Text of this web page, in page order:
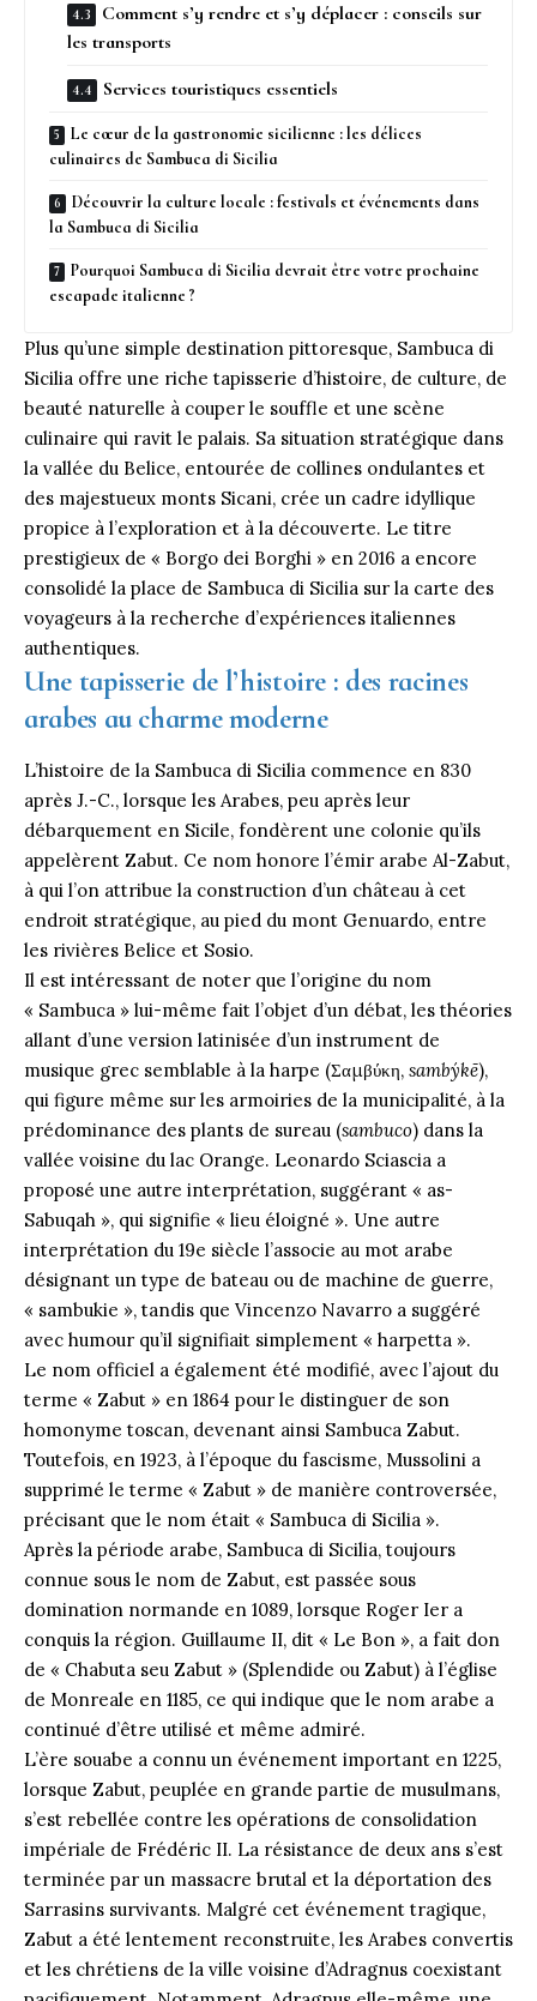
Comment s’y rendre et s’y déplacer : conseils sur
les transports
Services touristiques essentiels
Le cœur de la gastronomie sicilienne : les délices
culinaires de Sambuca di Sicilia
Découvrir la culture locale : festivals et événements dans
la Sambuca di Sicilia
Pourquoi Sambuca di Sicilia devrait être votre prochaine
escapade italienne ?
Plus qu’une simple destination pittoresque, Sambuca di
Sicilia offre une riche tapisserie d’histoire, de culture, de
beauté naturelle à couper le souffle et une scène
culinaire qui ravit le palais. Sa situation stratégique dans
la vallée du Belice, entourée de collines ondulantes et
des majestueux monts Sicani, crée un cadre idyllique
propice à l’exploration et à la découverte. Le titre
prestigieux de « Borgo dei Borghi » en 2016 a encore
consolidé la place de Sambuca di Sicilia sur la carte des
voyageurs à la recherche d’expériences italiennes
authentiques.
Une tapisserie de l’histoire : des racines
arabes au charme moderne
L’histoire de la Sambuca di Sicilia commence en 830
après J.-C., lorsque les Arabes, peu après leur
débarquement en Sicile, fondèrent une colonie qu’ils
appelèrent Zabut. Ce nom honore l’émir arabe Al-Zabut,
à qui l’on attribue la construction d’un château à cet
endroit stratégique, au pied du mont Genuardo, entre
les rivières Belice et Sosio.
Il est intéressant de noter que l’origine du nom
« Sambuca » lui-même fait l’objet d’un débat, les théories
allant d’une version latinisée d’un instrument de
musique grec semblable à la harpe (Σαμβύκη, sambýkē),
qui figure même sur les armoiries de la municipalité, à la
prédominance des plants de sureau (sambuco) dans la
vallée voisine du lac Orange. Leonardo Sciascia a
proposé une autre interprétation, suggérant « as-
Sabuqah », qui signifie « lieu éloigné ». Une autre
interprétation du 19e siècle l’associe au mot arabe
désignant un type de bateau ou de machine de guerre,
« sambukie », tandis que Vincenzo Navarro a suggéré
avec humour qu’il signifiait simplement « harpetta ».
Le nom officiel a également été modifié, avec l’ajout du
terme « Zabut » en 1864 pour le distinguer de son
homonyme toscan, devenant ainsi Sambuca Zabut.
Toutefois, en 1923, à l’époque du fascisme, Mussolini a
supprimé le terme « Zabut » de manière controversée,
précisant que le nom était « Sambuca di Sicilia ».
Après la période arabe, Sambuca di Sicilia, toujours
connue sous le nom de Zabut, est passée sous
domination normande en 1089, lorsque Roger Ier a
conquis la région. Guillaume II, dit « Le Bon », a fait don
de « Chabuta seu Zabut » (Splendide ou Zabut) à l’église
de Monreale en 1185, ce qui indique que le nom arabe a
continué d’être utilisé et même admiré.
L’ère souabe a connu un événement important en 1225,
lorsque Zabut, peuplée en grande partie de musulmans,
s’est rebellée contre les opérations de consolidation
impériale de Frédéric II. La résistance de deux ans s’est
terminée par un massacre brutal et la déportation des
Sarrasins survivants. Malgré cet événement tragique,
Zabut a été lentement reconstruite, les Arabes convertis
et les chrétiens de la ville voisine d’Adragnus coexistant